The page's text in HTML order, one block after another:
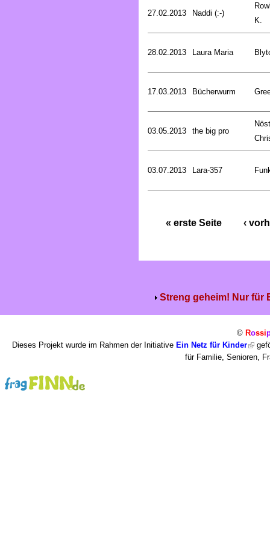
27.02.2013 Naddi (:-)
K.
28.02.2013 Laura Maria
17.03.2013 Bücherwurm
03.05.2013 the big pro
03.07.2013 Lara-357
« erste Seite ‹
Streng geheim! Nur für
© Rossi
Dieses Projekt wurde im Rahmen der Initiative Ein Netz für Kinder
für Familie, Senioren,